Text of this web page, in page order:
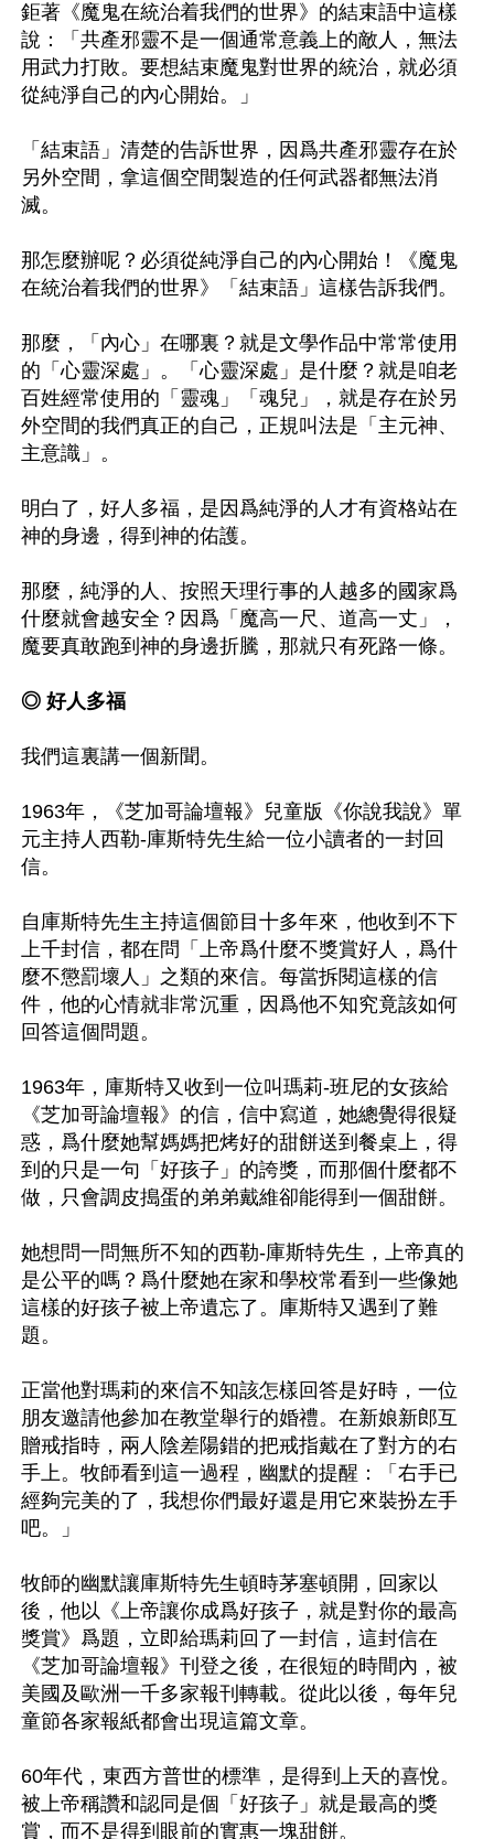
鉅著《魔鬼在統治着我們的世界》的結束語中這樣
說：「共產邪靈不是一個通常意義上的敵人，無法
用武力打敗。要想結束魔鬼對世界的統治，就必須
從純淨自己的內心開始。」
「結束語」清楚的告訴世界，因爲共產邪靈存在於
另外空間，拿這個空間製造的任何武器都無法消
滅。
那怎麼辦呢？必須從純淨自己的內心開始！《魔鬼
在統治着我們的世界》「結束語」這樣告訴我們。
那麼，「內心」在哪裏？就是文學作品中常常使用
的「心靈深處」。「心靈深處」是什麼？就是咱老
百姓經常使用的「靈魂」「魂兒」，就是存在於另
外空間的我們真正的自己，正規叫法是「主元神、
主意識」。
明白了，好人多福，是因爲純淨的人才有資格站在
神的身邊，得到神的佑護。
那麼，純淨的人、按照天理行事的人越多的國家爲
什麼就會越安全？因爲「魔高一尺、道高一丈」，
魔要真敢跑到神的身邊折騰，那就只有死路一條。
◎ 好人多福
我們這裏講一個新聞。
1963年，《芝加哥論壇報》兒童版《你說我說》單
元主持人西勒-庫斯特先生給一位小讀者的一封回
信。
自庫斯特先生主持這個節目十多年來，他收到不下
上千封信，都在問「上帝爲什麼不獎賞好人，爲什
麼不懲罰壞人」之類的來信。每當拆閱這樣的信
件，他的心情就非常沉重，因爲他不知究竟該如何
回答這個問題。
1963年，庫斯特又收到一位叫瑪莉-班尼的女孩給
《芝加哥論壇報》的信，信中寫道，她總覺得很疑
惑，爲什麼她幫媽媽把烤好的甜餅送到餐桌上，得
到的只是一句「好孩子」的誇獎，而那個什麼都不
做，只會調皮搗蛋的弟弟戴維卻能得到一個甜餅。
她想問一問無所不知的西勒-庫斯特先生，上帝真的
是公平的嗎？爲什麼她在家和學校常看到一些像她
這樣的好孩子被上帝遺忘了。庫斯特又遇到了難
題。
正當他對瑪莉的來信不知該怎樣回答是好時，一位
朋友邀請他參加在教堂舉行的婚禮。在新娘新郎互
贈戒指時，兩人陰差陽錯的把戒指戴在了對方的右
手上。牧師看到這一過程，幽默的提醒：「右手已
經夠完美的了，我想你們最好還是用它來裝扮左手
吧。」
牧師的幽默讓庫斯特先生頓時茅塞頓開，回家以
後，他以《上帝讓你成爲好孩子，就是對你的最高
獎賞》爲題，立即給瑪莉回了一封信，這封信在
《芝加哥論壇報》刊登之後，在很短的時間內，被
美國及歐洲一千多家報刊轉載。從此以後，每年兒
童節各家報紙都會出現這篇文章。
60年代，東西方普世的標準，是得到上天的喜悅。
被上帝稱讚和認同是個「好孩子」就是最高的獎
賞，而不是得到眼前的實惠一塊甜餅。